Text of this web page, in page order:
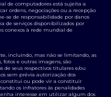
de Investimento
de computadores está sujeita a
ordens, negociações ou a recepção
se de responsabilidade por danos
de serviços disponibilizados por
conexos à rede mundial de
incluindo, mas não se limitando, as
fotos e outras imagens, são
de seus respectivos titulares e/ou
sem prévia autorização dos
ou pode vir a constituir
os infratores às penalidades
interesse em utilizar algum dos